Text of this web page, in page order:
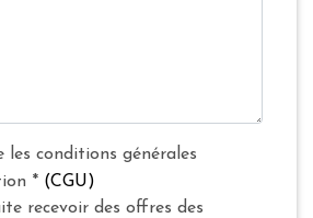
les conditions générales
* (CGU)
recevoir des offres des